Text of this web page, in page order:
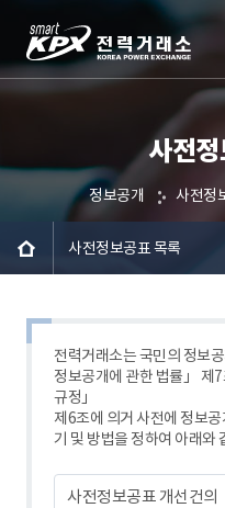
사전
정보공개 사전정
사전정보공표 목록
전력거래소는 국민의 정보
정보공개에 관한 법률」 제
규정」
제6조에 의거 사전에 정보
기 및 방법을 정하여 아래와
사전정보공표 개선건의